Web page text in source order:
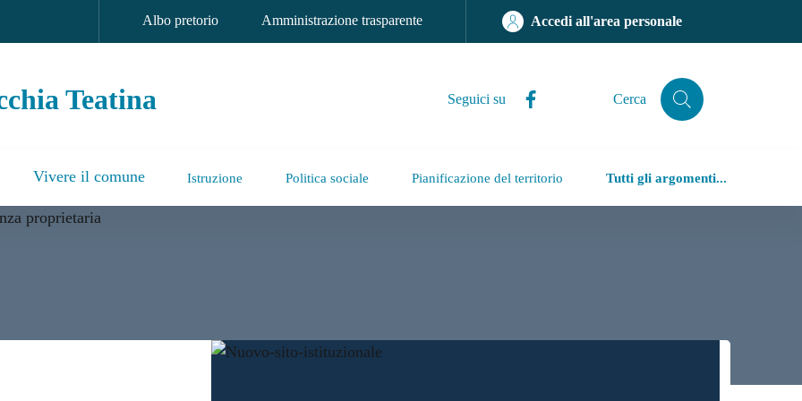
Albo pretorio Amministrazione trasparente Accedi all'area personale
Teatina Seguici su Cerca
Cerca
Vivere il comune Istruzione Politica sociale Pianificazione del territorio Tutti gli argomenti...
Teatina
nuovo sito istituzionale: più accessibile,